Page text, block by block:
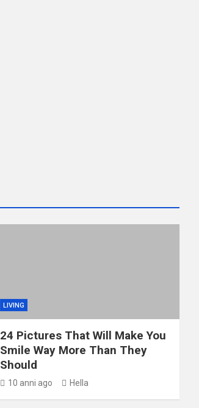
LIVING
24 Pictures That Will Make You
Smile Way More Than They
Should
10 anni ago Hella